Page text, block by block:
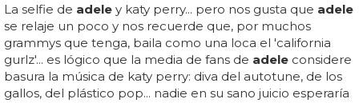
La selfie de adele y katy perry... pero nos gusta que adele
se relaje un poco y nos recuerde que, por muchos
grammys que tenga, baila como una loca el 'california
gurlz'... es lógico que la media de fans de adele considere
basura la música de katy perry: diva del autotune, de los
gallos, del plástico pop... nadie en su sano juicio esperaría